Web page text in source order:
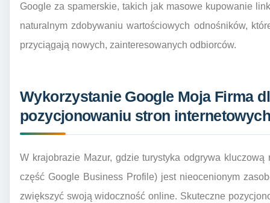
Google za spamerskie, takich jak masowe kupowanie
naturalnym zdobywaniu wartościowych odnośników,
przyciągają nowych, zainteresowanych odbiorców.
Wykorzystanie Google Moja Firma
pozycjonowaniu stron
W krajobrazie Mazur, gdzie turystyka odgrywa
część Google Business Profile) jest nieocenionym
zwiększyć swoją widoczność online. Skuteczne